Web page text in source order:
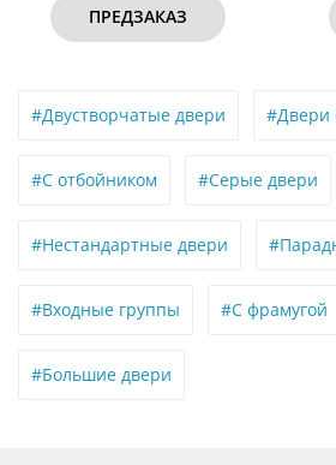
ПРЕДЗАКАЗ
#Двустворчатые двери #Двери
#С отбойником #Серые двери
#Нестандартные двери
#Входные группы #С фрамугой
#Большие двери